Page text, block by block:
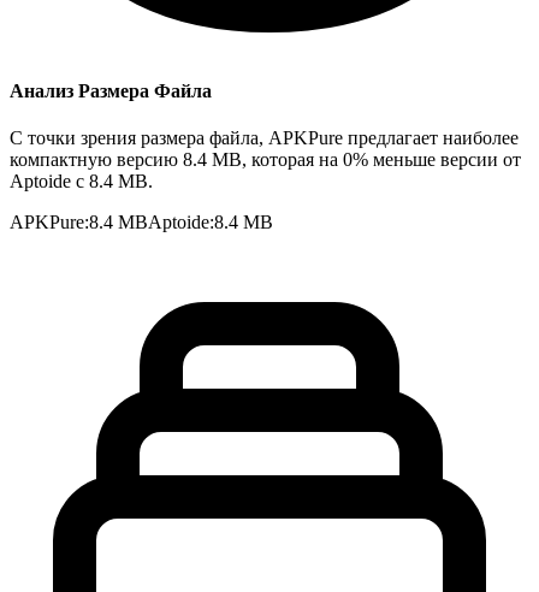
Анализ Размера Файла
С точки зрения размера файла, APKPure предлагает наиболее
компактную версию 8.4 MB, которая на 0% меньше версии от
Aptoide с 8.4 MB.
APKPure:8.4 MBAptoide:8.4 MB